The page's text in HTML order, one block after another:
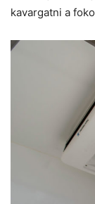
kavargatni a